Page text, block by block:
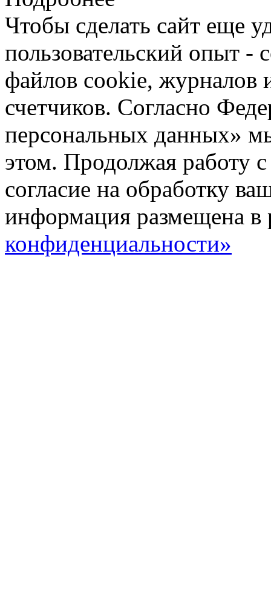
Чтобы сделать сайт еще
пользовательский опыт
файлов cookie, журналов
счетчиков. Согласно
персональных данных»
этом. Продолжая работу
согласие на обработку
информация размещена в
конфиденциальности»